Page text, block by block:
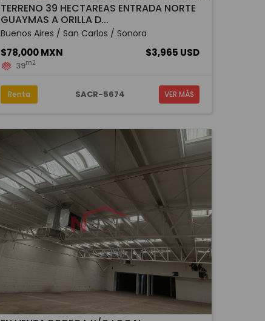
TERRENO 39 HECTAREAS ENTRADA NORTE
GUAYMAS A ORILLA D...
Buenos Aires / San Carlos / Sonora
$78,000 MXN $3,965 USD
39m2
Renta SACR-5674 VER MÁS